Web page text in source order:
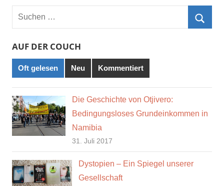
Suchen
AUF DER COUCH
Oft gelesen Neu Kommentiert
Die Geschichte von Otjivero:
Bedingungsloses Grundeinkommen in
Namibia
31. Juli 2017
Dystopien – Ein Spiegel unserer
Gesellschaft